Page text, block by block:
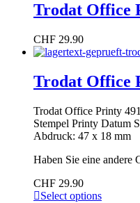
Trodat Office
CHF 29.90
Trodat Office
Trodat Office Printy
Stempel Printy Datum
Abdruck: 47 x 18 mm
Haben Sie eine andere
CHF 29.90
Select options